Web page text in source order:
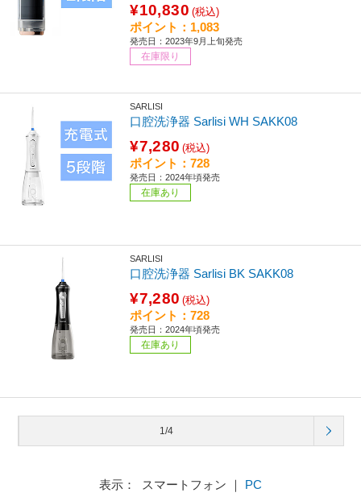
¥10,830 (税込)
ポイント：1,083
発売日：2023年9月上旬発売
在庫限り
SARLISI
口腔洗浄器 Sarlisi WH SAKK08
¥7,280 (税込)
ポイント：728
発売日：2024年頃発売
在庫あり
SARLISI
口腔洗浄器 Sarlisi BK SAKK08
¥7,280 (税込)
ポイント：728
発売日：2024年頃発売
在庫あり
1/4
表示： スマートフォン ｜ PC